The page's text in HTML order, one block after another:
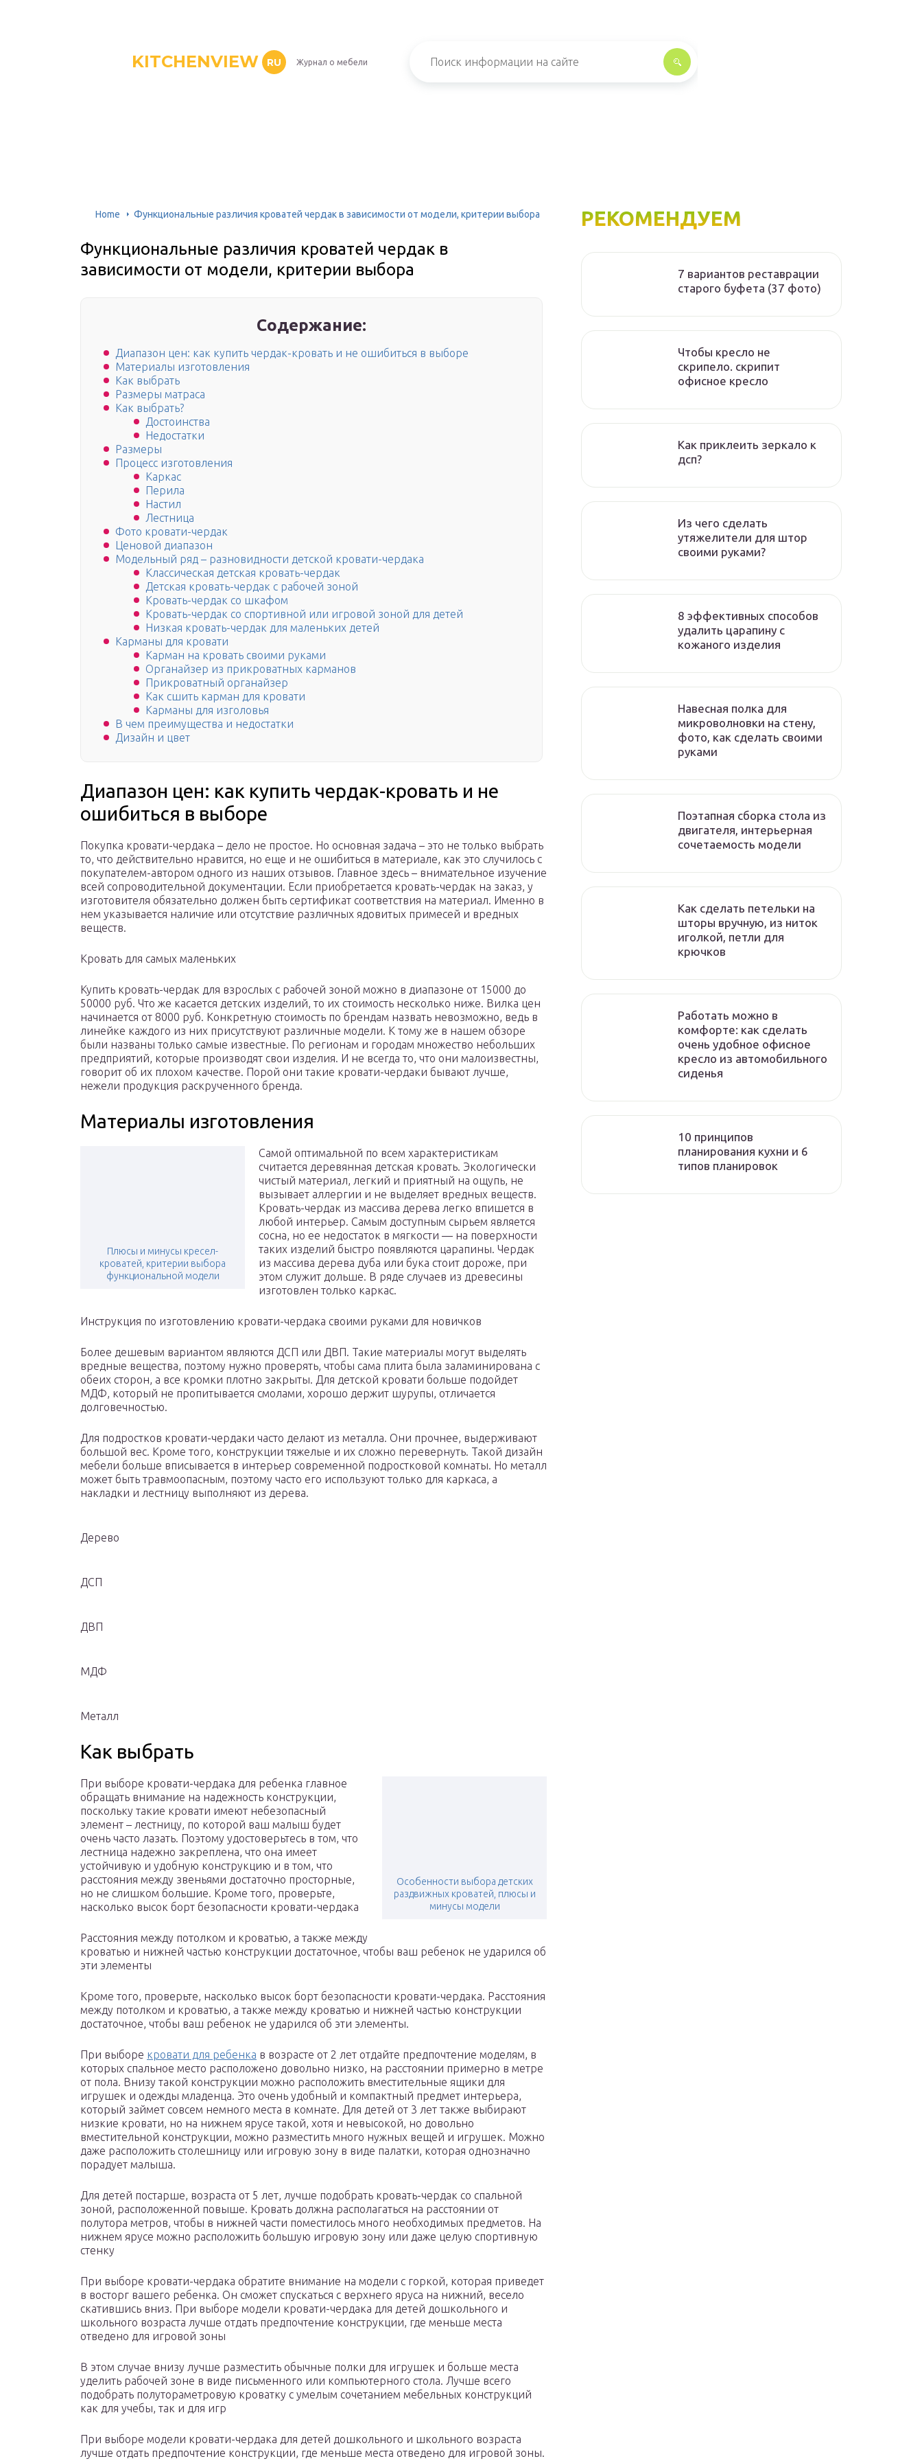
KITCHENVIEW RU Журнал о мебели
Home Функциональные различия кроватей чердак в зависимости от модели, критерии выбора
Функциональные различия кроватей чердак в
зависимости от модели, критерии выбора
Содержание:
Диапазон цен: как купить чердак-кровать и не ошибиться в выборе
Материалы изготовления
Как выбрать
Размеры матраса
Как выбрать?
Достоинства
Недостатки
Размеры
Процесс изготовления
Каркас
Перила
Настил
Лестница
Фото кровати-чердак
Ценовой диапазон
Модельный ряд – разновидности детской кровати-чердака
Классическая детская кровать-чердак
Детская кровать-чердак с рабочей зоной
Кровать-чердак со шкафом
Кровать-чердак со спортивной или игровой зоной для детей
Низкая кровать-чердак для маленьких детей
Карманы для кровати
Карман на кровать своими руками
Органайзер из прикроватных карманов
Прикроватный органайзер
Как сшить карман для кровати
Карманы для изголовья
В чем преимущества и недостатки
Дизайн и цвет
Диапазон цен: как купить чердак-кровать и не
ошибиться в выборе
Покупка кровати-чердака – дело не простое. Но основная задача – это не только выбрать
то, что действительно нравится, но еще и не ошибиться в материале, как это случилось с
покупателем-автором одного из наших отзывов. Главное здесь – внимательное изучение
всей сопроводительной документации. Если приобретается кровать-чердак на заказ, у
изготовителя обязательно должен быть сертификат соответствия на материал. Именно в
нем указывается наличие или отсутствие различных ядовитых примесей и вредных
веществ.
Кровать для самых маленьких
Купить кровать-чердак для взрослых с рабочей зоной можно в диапазоне от 15000 до
50000 руб. Что же касается детских изделий, то их стоимость несколько ниже. Вилка цен
начинается от 8000 руб. Конкретную стоимость по брендам назвать невозможно, ведь в
линейке каждого из них присутствуют различные модели. К тому же в нашем обзоре
были названы только самые известные. По регионам и городам множество небольших
предприятий, которые производят свои изделия. И не всегда то, что они малоизвестны,
говорит об их плохом качестве. Порой они такие кровати-чердаки бывают лучше,
нежели продукция раскрученного бренда.
Материалы изготовления
Плюсы и минусы кресел-
кроватей, критерии выбора
функциональной модели
Самой оптимальной по всем характеристикам
считается деревянная детская кровать. Экологически
чистый материал, легкий и приятный на ощупь, не
вызывает аллергии и не выделяет вредных веществ.
Кровать-чердак из массива дерева легко впишется в
любой интерьер. Самым доступным сырьем является
сосна, но ее недостаток в мягкости — на поверхности
таких изделий быстро появляются царапины. Чердак
из массива дерева дуба или бука стоит дороже, при
этом служит дольше. В ряде случаев из древесины
изготовлен только каркас.
Инструкция по изготовлению кровати-чердака своими руками для новичков
Более дешевым вариантом являются ДСП или ДВП. Такие материалы могут выделять
вредные вещества, поэтому нужно проверять, чтобы сама плита была заламинирована с
обеих сторон, а все кромки плотно закрыты. Для детской кровати больше подойдет
МДФ, который не пропитывается смолами, хорошо держит шурупы, отличается
долговечностью.
Для подростков кровати-чердаки часто делают из металла. Они прочнее, выдерживают
большой вес. Кроме того, конструкции тяжелые и их сложно перевернуть. Такой дизайн
мебели больше вписывается в интерьер современной подростковой комнаты. Но металл
может быть травмоопасным, поэтому часто его используют только для каркаса, а
накладки и лестницу выполняют из дерева.
Дерево
ДСП
ДВП
МДФ
Металл
Как выбрать
Особенности выбора детских
раздвижных кроватей, плюсы и
минусы модели
При выборе кровати-чердака для ребенка главное
обращать внимание на надежность конструкции,
поскольку такие кровати имеют небезопасный
элемент – лестницу, по которой ваш малыш будет
очень часто лазать. Поэтому удостоверьтесь в том, что
лестница надежно закреплена, что она имеет
устойчивую и удобную конструкцию и в том, что
расстояния между звеньями достаточно просторные,
но не слишком большие. Кроме того, проверьте,
насколько высок борт безопасности кровати-чердака
Расстояния между потолком и кроватью, а также между
кроватью и нижней частью конструкции достаточное, чтобы ваш ребенок не ударился об
эти элементы
Кроме того, проверьте, насколько высок борт безопасности кровати-чердака. Расстояния
между потолком и кроватью, а также между кроватью и нижней частью конструкции
достаточное, чтобы ваш ребенок не ударился об эти элементы.
При выборе кровати для ребенка в возрасте от 2 лет отдайте предпочтение моделям, в
которых спальное место расположено довольно низко, на расстоянии примерно в метре
от пола. Внизу такой конструкции можно расположить вместительные ящики для
игрушек и одежды младенца. Это очень удобный и компактный предмет интерьера,
который займет совсем немного места в комнате. Для детей от 3 лет также выбирают
низкие кровати, но на нижнем ярусе такой, хотя и невысокой, но довольно
вместительной конструкции, можно разместить много нужных вещей и игрушек. Можно
даже расположить столешницу или игровую зону в виде палатки, которая однозначно
порадует малыша.
Для детей постарше, возраста от 5 лет, лучше подобрать кровать-чердак со спальной
зоной, расположенной повыше. Кровать должна располагаться на расстоянии от
полутора метров, чтобы в нижней части поместилось много необходимых предметов. На
нижнем ярусе можно расположить большую игровую зону или даже целую спортивную
стенку
При выборе кровати-чердака обратите внимание на модели с горкой, которая приведет
в восторг вашего ребенка. Он сможет спускаться с верхнего яруса на нижний, весело
скатившись вниз. При выборе модели кровати-чердака для детей дошкольного и
школьного возраста лучше отдать предпочтение конструкции, где меньше места
отведено для игровой зоны
В этом случае внизу лучше разместить обычные полки для игрушек и больше места
уделить рабочей зоне в виде письменного или компьютерного стола. Лучше всего
подобрать полутораметровую кроватку с умелым сочетанием мебельных конструкций
как для учебы, так и для игр
При выборе модели кровати-чердака для детей дошкольного и школьного возраста
лучше отдать предпочтение конструкции, где меньше места отведено для игровой зоны.
РЕКОМЕНДУЕМ
7 вариантов реставрации
старого буфета (37 фото)
Чтобы кресло не
скрипело. скрипит
офисное кресло
Как приклеить зеркало к
дсп?
Из чего сделать
утяжелители для штор
своими руками?
8 эффективных способов
удалить царапину с
кожаного изделия
Навесная полка для
микроволновки на стену,
фото, как сделать своими
руками
Поэтапная сборка стола из
двигателя, интерьерная
сочетаемость модели
Как сделать петельки на
шторы вручную, из ниток
иголкой, петли для
крючков
Работать можно в
комфорте: как сделать
очень удобное офисное
кресло из автомобильного
сиденья
10 принципов
планирования кухни и 6
типов планировок